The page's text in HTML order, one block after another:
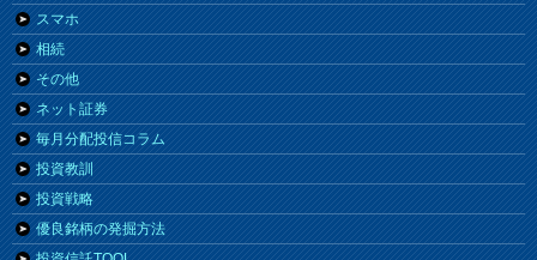
スマホ
相続
その他
ネット証券
毎月分配投信コラム
投資教訓
投資戦略
優良銘柄の発掘方法